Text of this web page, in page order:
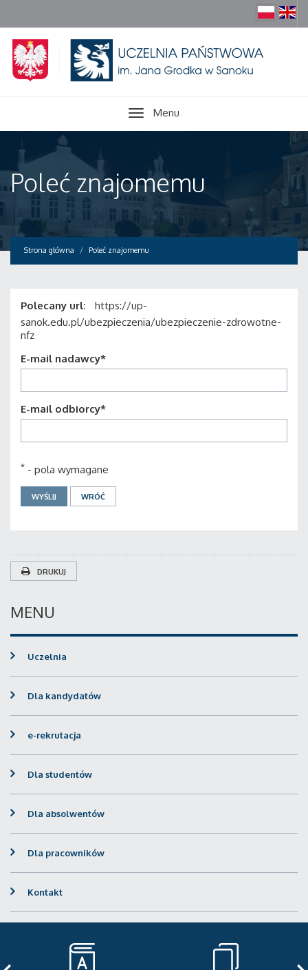
Menu
Poleć znajomemu
Strona główna Poleć znajomemu
Polecany url:
https://up-
sanok.edu.pl/ubezpieczenia/ubezpieczenie-zdrowotne-
nfz
E-mail nadawcy*
E-mail odbiorcy*
* - pola wymagane
DRUKUJ
MENU
Uczelnia
Dla kandydatów
e-rekrutacja
Dla studentów
Dla absolwentów
Dla pracowników
Kontakt